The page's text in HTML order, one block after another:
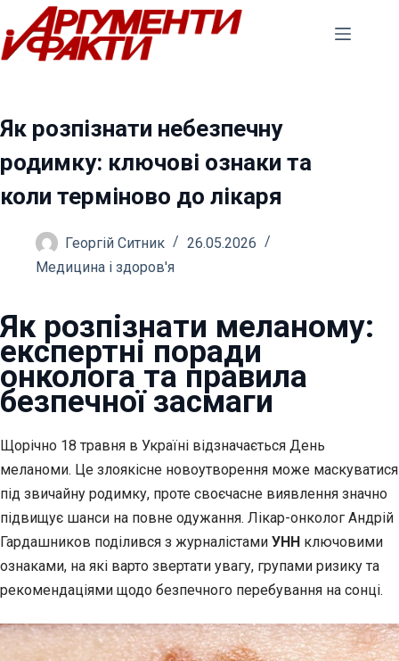
Перейти
до
вмісту
Як розпізнати небезпечну
родимку: ключові ознаки та
коли терміново до лікаря
Георгій Ситник
26.05.2026
Медицина і здоров'я
Як розпізнати меланому:
експертні поради
онколога та правила
безпечної засмаги
Щорічно 18 травня в Україні відзначається День
меланоми. Це злоякісне новоутворення може маскуватися
під звичайну родимку, проте своєчасне виявлення значно
підвищує шанси на повне одужання. Лікар-онколог Андрій
Гардашников поділився з журналістами УНН ключовими
ознаками, на які варто звертати увагу, групами ризику та
рекомендаціями щодо безпечного перебування на сонці.